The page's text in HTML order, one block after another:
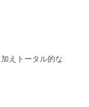
えトータル的な